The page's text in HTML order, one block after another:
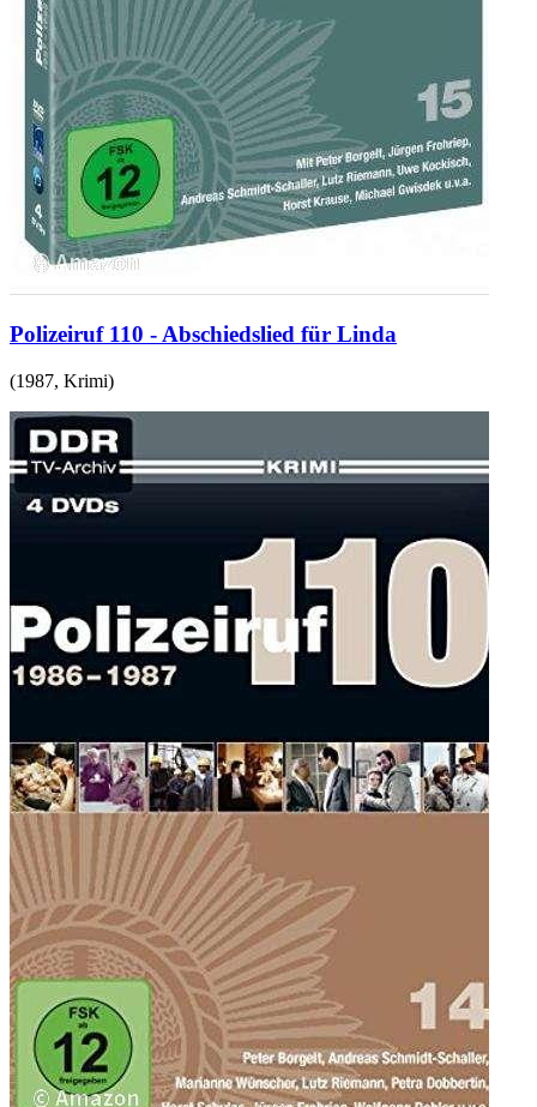
Polizeiruf 110 - Abschiedslied für Linda
(1987, Krimi)